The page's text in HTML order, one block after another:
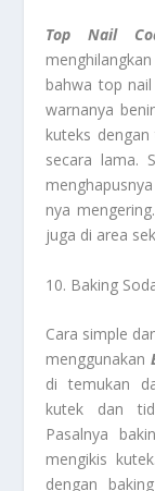
Top Nail
bahwa top
warnanya
kuteks
secara lama.
nya
juga di area
10. Baking
Cara simple
menggunakan
di temukan
kutek dan
Pasalnya
mengikis
dengan